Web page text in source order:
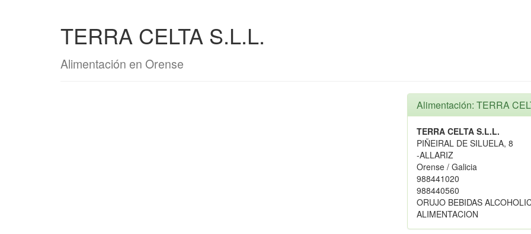
TERRA CELTA S.L.L.
Alimentación en Orense
Alimentación: TERRA
TERRA CELTA S.L.L.
PIÑEIRAL DE SILUELA, 8
-ALLARIZ
Orense / Galicia
988441020
988440560
ORUJO BEBIDAS
ALIMENTACION